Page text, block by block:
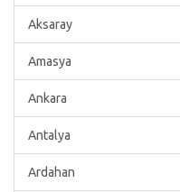
Aksaray
Amasya
Ankara
Antalya
Ardahan